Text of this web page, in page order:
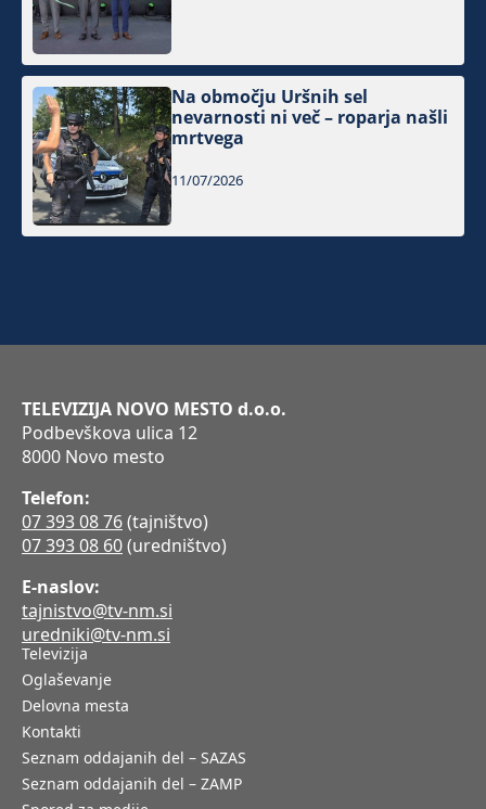
Na območju Uršnih sel
nevarnosti ni več – roparja našli
mrtvega
11/07/2026
TELEVIZIJA NOVO MESTO d.o.o.
Podbevškova ulica 12
8000 Novo mesto
Telefon:
07 393 08 76(tajništvo)
07 393 08 60(uredništvo)
E-naslov:
tajnistvo@tv-nm.si
uredniki@tv-nm.si
Televizija
Oglaševanje
Delovna mesta
Kontakti
Seznam oddajanih del – SAZAS
Seznam oddajanih del – ZAMP